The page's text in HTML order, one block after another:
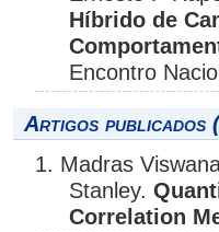
Híbrido de
Encontro
Artigos publicados
1. Madras
Stanley.
Correlation